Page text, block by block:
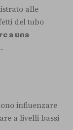
alle
del tubo
a una
influenzare
a livelli bassi